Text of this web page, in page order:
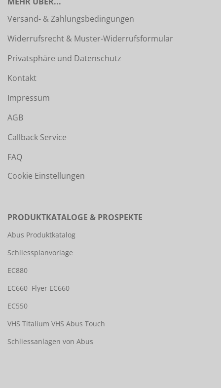
Versand- & Zahlungsbedingungen
Widerrufsrecht & Muster-Widerrufsformular
Privatsphäre und Datenschutz
Kontakt
Impressum
AGB
Callback Service
FAQ
Cookie Einstellungen
PRODUKTKATALOGE & PROSPEKTE
Abus Produktkatalog
Schliessplanvorlage
EC880
EC660 Flyer EC660
EC550
VHS Titalium VHS Abus Touch
Schliessanlagen von Abus